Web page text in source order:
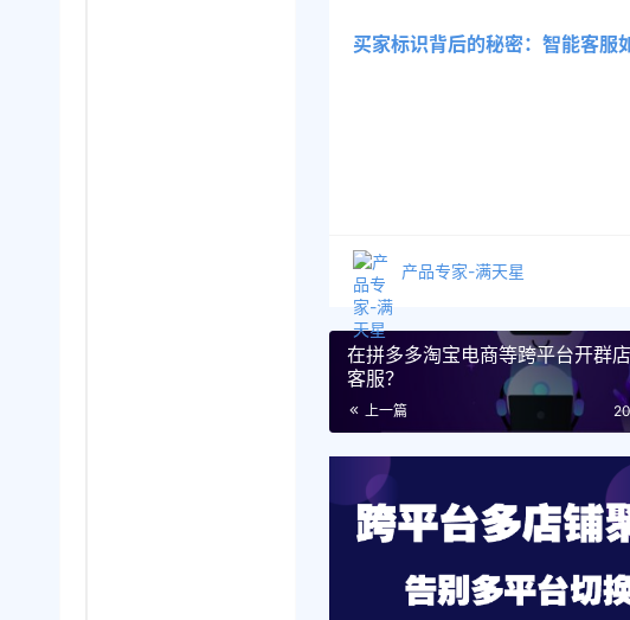
买家标识背后的秘密：智能客服
产品专家-满天星
在拼多多淘宝电商等跨平台开群
客服？
上一篇